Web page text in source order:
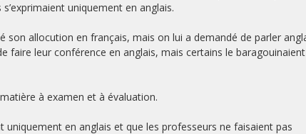
uniquement en anglais.
son allocution en français, mais on lui a demandé de parler
faire leur conférence en anglais, mais certains le
à examen et à évaluation.
en anglais et que les professeurs ne faisaient pas